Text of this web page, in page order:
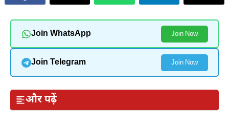
Join WhatsApp Join Now
Join Telegram Join Now
और पढ़ें